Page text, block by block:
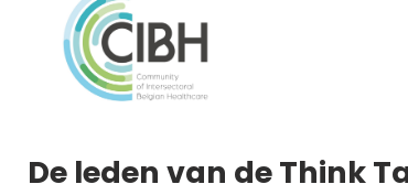
De leden van de Think